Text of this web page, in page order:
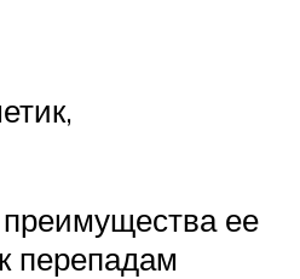
ее
перепадам